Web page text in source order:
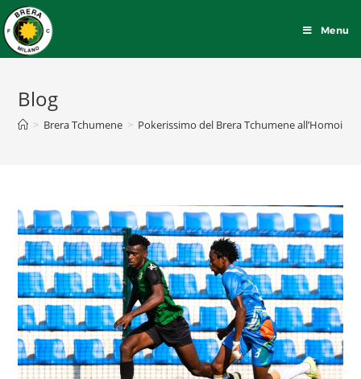
Menu
Blog
> Brera Tchumene > Pokerissimo del Brera Tchumene